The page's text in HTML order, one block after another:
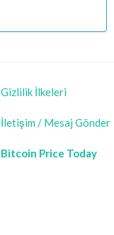
Gizlilik İlkeleri
İletişim / Mesaj Gönder
Bitcoin Price Today